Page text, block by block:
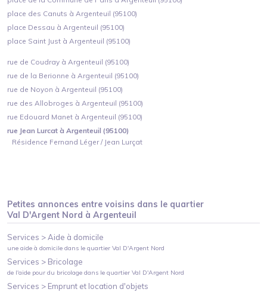
place des Canuts à Argenteuil (95100)
place Dessau à Argenteuil (95100)
place Saint Just à Argenteuil (95100)
rue de Coudray à Argenteuil (95100)
rue de la Berionne à Argenteuil (95100)
rue de Noyon à Argenteuil (95100)
rue des Allobroges à Argenteuil (95100)
rue Edouard Manet à Argenteuil (95100)
rue Jean Lurcat à Argenteuil (95100)
Résidence Fernand Léger / Jean Lurçat
Petites annonces entre voisins dans le quartier
Val D'Argent Nord àArgenteuil
Services >Aide à domicile
une aide à domicile dans le quartierVal D'Argent Nord
Services > Bricolage
de l'aide pour du bricolage dans le quartierVal D'Argent Nord
Services > Emprunt et location d'objets